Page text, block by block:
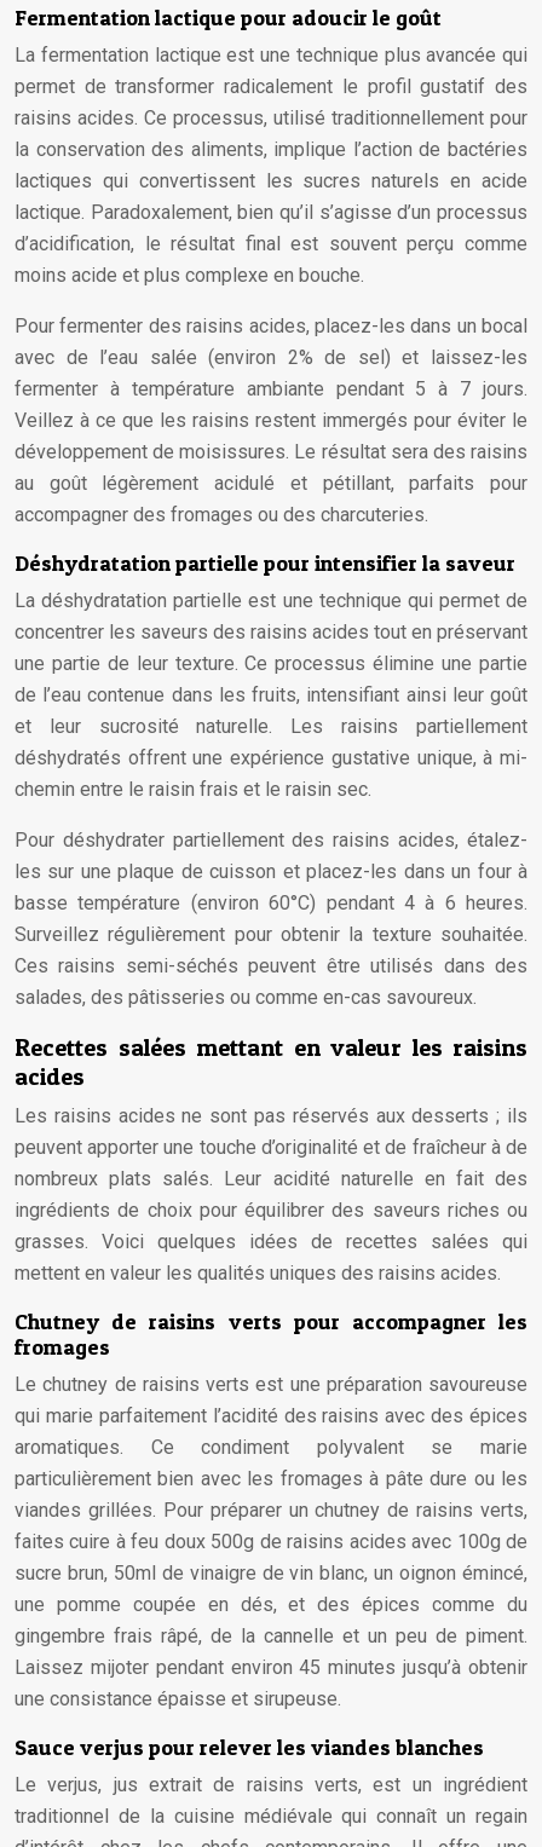
Fermentation lactique pour adoucir le goût
La fermentation lactique est une technique plus avancée qui
permet de transformer radicalement le profil gustatif des
raisins acides. Ce processus, utilisé traditionnellement pour
la conservation des aliments, implique l’action de bactéries
lactiques qui convertissent les sucres naturels en acide
lactique. Paradoxalement, bien qu’il s’agisse d’un processus
d’acidification, le résultat final est souvent perçu comme
moins acide et plus complexe en bouche.
Pour fermenter des raisins acides, placez-les dans un bocal
avec de l’eau salée (environ 2% de sel) et laissez-les
fermenter à température ambiante pendant 5 à 7 jours.
Veillez à ce que les raisins restent immergés pour éviter le
développement de moisissures. Le résultat sera des raisins
au goût légèrement acidulé et pétillant, parfaits pour
accompagner des fromages ou des charcuteries.
Déshydratation partielle pour intensifier la saveur
La déshydratation partielle est une technique qui permet de
concentrer les saveurs des raisins acides tout en préservant
une partie de leur texture. Ce processus élimine une partie
de l’eau contenue dans les fruits, intensifiant ainsi leur goût
et leur sucrosité naturelle. Les raisins partiellement
déshydratés offrent une expérience gustative unique, à mi-
chemin entre le raisin frais et le raisin sec.
Pour déshydrater partiellement des raisins acides, étalez-
les sur une plaque de cuisson et placez-les dans un four à
basse température (environ 60°C) pendant 4 à 6 heures.
Surveillez régulièrement pour obtenir la texture souhaitée.
Ces raisins semi-séchés peuvent être utilisés dans des
salades, des pâtisseries ou comme en-cas savoureux.
Recettes salées mettant en valeur les raisins
acides
Les raisins acides ne sont pas réservés aux desserts ; ils
peuvent apporter une touche d’originalité et de fraîcheur à de
nombreux plats salés. Leur acidité naturelle en fait des
ingrédients de choix pour équilibrer des saveurs riches ou
grasses. Voici quelques idées de recettes salées qui
mettent en valeur les qualités uniques des raisins acides.
Chutney de raisins verts pour accompagner les
fromages
Le chutney de raisins verts est une préparation savoureuse
qui marie parfaitement l’acidité des raisins avec des épices
aromatiques. Ce condiment polyvalent se marie
particulièrement bien avec les fromages à pâte dure ou les
viandes grillées. Pour préparer un chutney de raisins verts,
faites cuire à feu doux 500g de raisins acides avec 100g de
sucre brun, 50ml de vinaigre de vin blanc, un oignon émincé,
une pomme coupée en dés, et des épices comme du
gingembre frais râpé, de la cannelle et un peu de piment.
Laissez mijoter pendant environ 45 minutes jusqu’à obtenir
une consistance épaisse et sirupeuse.
Sauce verjus pour relever les viandes blanches
Le verjus, jus extrait de raisins verts, est un ingrédient
traditionnel de la cuisine médiévale qui connaît un regain